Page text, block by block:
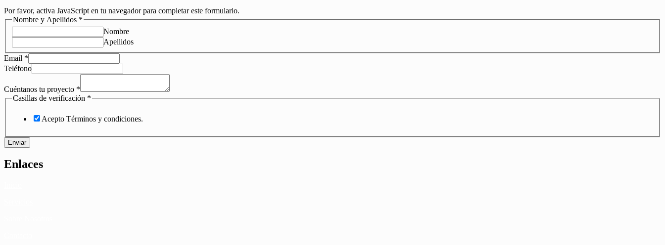
Por favor, activa JavaScript en tu navegador para completar este formulario.
Nombre y Apellidos *
Nombre
Apellidos
Email *
Teléfono
Cuéntanos tu proyecto *
Casillas de verificación *
Acepto Términos y condiciones.
Enviar
Enlaces